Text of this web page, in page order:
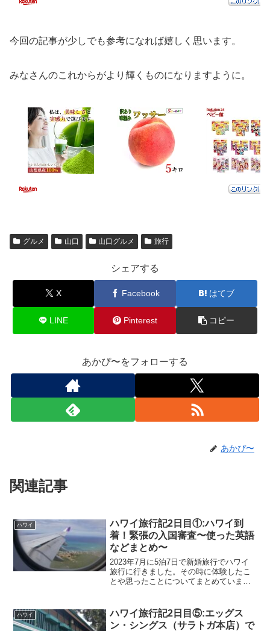
今回の記事が少しでも参考になれば嬉しく思います。
みなさんのこれからがより輝くものになりますように。
グルメ 山口 山口グルメ 旅行
シェアする
X Facebook はてブ
LINE Pinterest コピー
あかぴ〜をフォローする
あかぴ〜
関連記事
ハワイ
ハワイ旅行記2日目①:ハワイ到
着！緊張の入国審査〜使った英語
などまとめ〜
2023年7月に5泊7日で新婚旅行でハワイ
旅行に行きました。その時に体験したこ
とや思ったことについてまとめていま
ュール一覧)前回は日本からハワイまでの
飛行機内の内容...
ハワイ
ハワイ旅行記2日目⑤:エッグス
ン・シングス（サラトガ本店）で